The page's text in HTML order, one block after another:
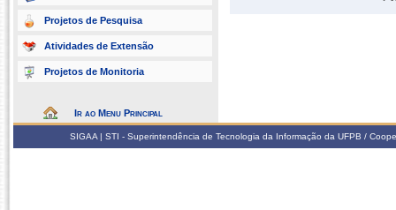
Projetos de Pesquisa
Atividades de Extensão
Projetos de Monitoria
Ir ao Menu Principal
SIGAA | STI - Superintendência de Tecnologia da Informação da UFPB /